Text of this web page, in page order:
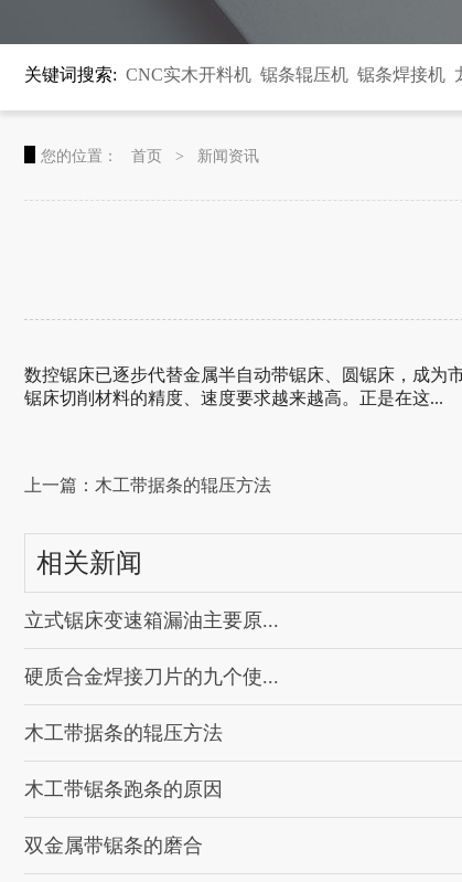
关键词搜索: CNC实木开料机 锯条辊压机 锯条焊接机
您的位置： 首页 > 新闻资讯
数控锯床已逐步代替金属半自动带锯床、圆锯床，成为
锯床切削材料的精度、速度要求越来越高。正是在这...
上一篇：木工带据条的辊压方法
相关新闻
立式锯床变速箱漏油主要原...
硬质合金焊接刀片的九个使...
木工带据条的辊压方法
木工带锯条跑条的原因
双金属带锯条的磨合